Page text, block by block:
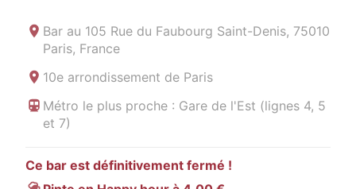
Bar au 105 Rue du Faubourg Saint-Denis, 75010
Paris, France
10e arrondissement de Paris
Métro le plus proche : Gare de l'Est (lignes 4, 5
et 7)
Ce bar est définitivement fermé !